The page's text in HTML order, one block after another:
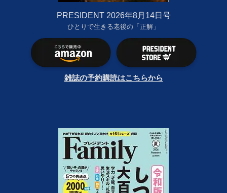
PRESIDENT 2026年8月14日号
ひとりで生きる老後の「正解」
雑誌の予約購読はこちらから